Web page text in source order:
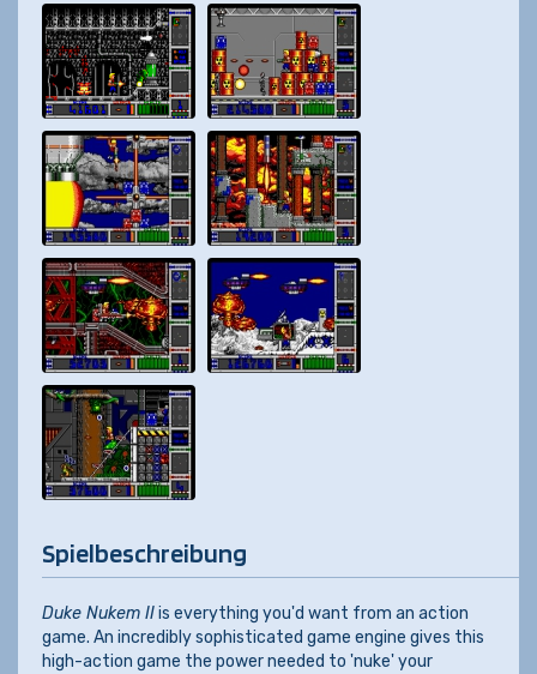
Spielbeschreibung
Duke Nukem IIis everything you'd want from an action
game. An incredibly sophisticated game engine gives this
high-action game the power needed to 'nuke' your